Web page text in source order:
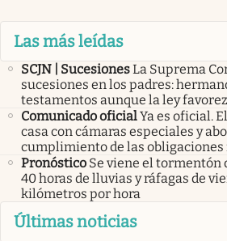
Las más leídas
SCJN | SucesionesLa Suprema
sucesiones en los padres:
testamentos aunque la ley
Comunicado oficialYa es oficial.
casa con cámaras especiales y
cumplimiento de las obligaciones
Pronóstico Se viene el tormentón
40 horas de lluvias y ráfagas de
kilómetros por hora
Últimas noticias